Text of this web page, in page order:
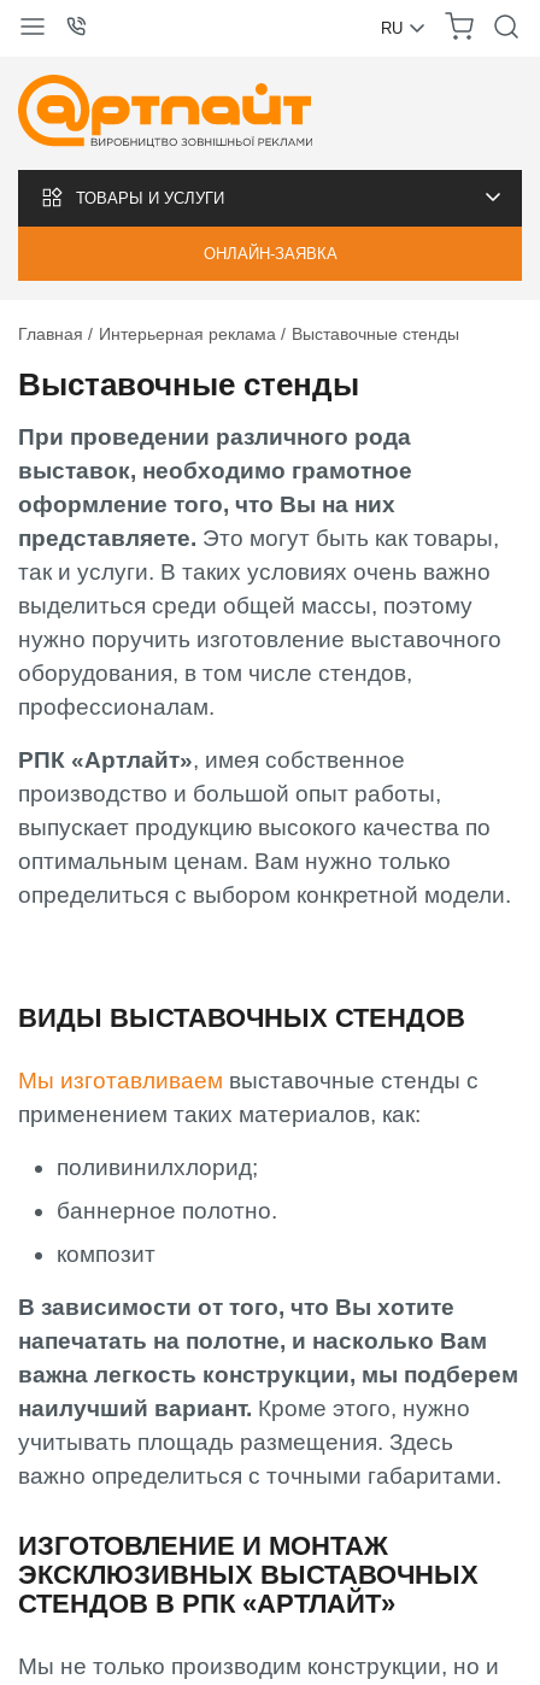
RU
ТОВАРЫ И УСЛУГИ
ОНЛАЙН-ЗАЯВКА
Главная Интерьерная реклама Выставочные стенды
Выставочные стенды
При проведении различного рода
выставок, необходимо грамотное
оформление того, что Вы на них
представляете. Это могут быть как товары,
так и услуги. В таких условиях очень важно
выделиться среди общей массы, поэтому
нужно поручить изготовление выставочного
оборудования, в том числе стендов,
профессионалам.
РПК «Артлайт», имея собственное
производство и большой опыт работы,
выпускает продукцию высокого качества по
оптимальным ценам. Вам нужно только
определиться с выбором конкретной модели.
ВИДЫ ВЫСТАВОЧНЫХ СТЕНДОВ
Мы изготавливаем выставочные стенды с
применением таких материалов, как:
поливинилхлорид;
баннерное полотно.
композит
В зависимости от того, что Вы хотите
напечатать на полотне, и насколько Вам
важна легкость конструкции, мы подберем
наилучший вариант. Кроме этого, нужно
учитывать площадь размещения. Здесь
важно определиться с точными габаритами.
ИЗГОТОВЛЕНИЕ И МОНТАЖ
ЭКСКЛЮЗИВНЫХ ВЫСТАВОЧНЫХ
СТЕНДОВ В РПК «АРТЛАЙТ»
Мы не только производим конструкции, но и